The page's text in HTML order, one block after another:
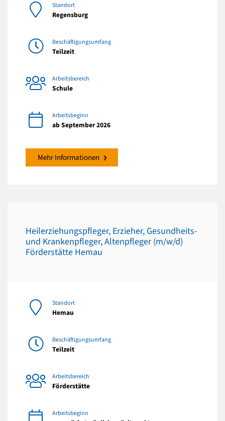
Standort
Regensburg
Beschäftigungsumfang
Teilzeit
Arbeitsbereich
Schule
Arbeitsbeginn
ab September 2026
Mehr Informationen
Heilerziehungspfleger, Erzieher, Gesundheits-
und Krankenpfleger, Altenpfleger (m/w/d)
Förderstätte Hemau
Standort
Hemau
Beschäftigungsumfang
Teilzeit
Arbeitsbereich
Förderstätte
Arbeitsbeginn